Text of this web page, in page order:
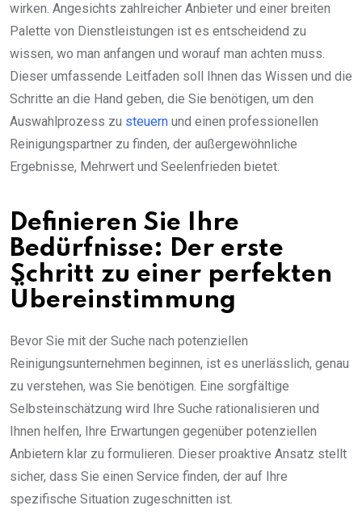
wirken. Angesichts zahlreicher Anbieter und einer breiten
Palette von Dienstleistungen ist es entscheidend zu
wissen, wo man anfangen und worauf man achten muss.
Dieser umfassende Leitfaden soll Ihnen das Wissen und die
Schritte an die Hand geben, die Sie benötigen, um den
Auswahlprozess zu steuern und einen professionellen
Reinigungspartner zu finden, der außergewöhnliche
Ergebnisse, Mehrwert und Seelenfrieden bietet.
Definieren Sie Ihre
Bedürfnisse: Der erste
Schritt zu einer perfekten
Übereinstimmung
Bevor Sie mit der Suche nach potenziellen
Reinigungsunternehmen beginnen, ist es unerlässlich, genau
zu verstehen, was Sie benötigen. Eine sorgfältige
Selbsteinschätzung wird Ihre Suche rationalisieren und
Ihnen helfen, Ihre Erwartungen gegenüber potenziellen
Anbietern klar zu formulieren. Dieser proaktive Ansatz stellt
sicher, dass Sie einen Service finden, der auf Ihre
spezifische Situation zugeschnitten ist.